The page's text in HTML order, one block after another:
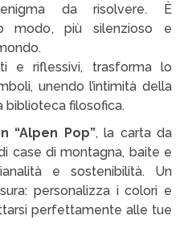
da risolvere. È
modo, più silenzioso e
e riflessivi, trasforma lo
unendo l’intimità della
biblioteca filosofica.
“Alpen Pop”, la carta da
case di montagna, baite e
e sostenibilità. Un
personalizza i colori e
perfettamente alle tue